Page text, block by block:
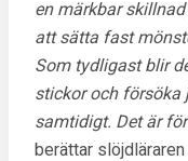
en märkbar
att sätta fast
Som tydligast blir
stickor och försöka
samtidigt. Det är
berättar